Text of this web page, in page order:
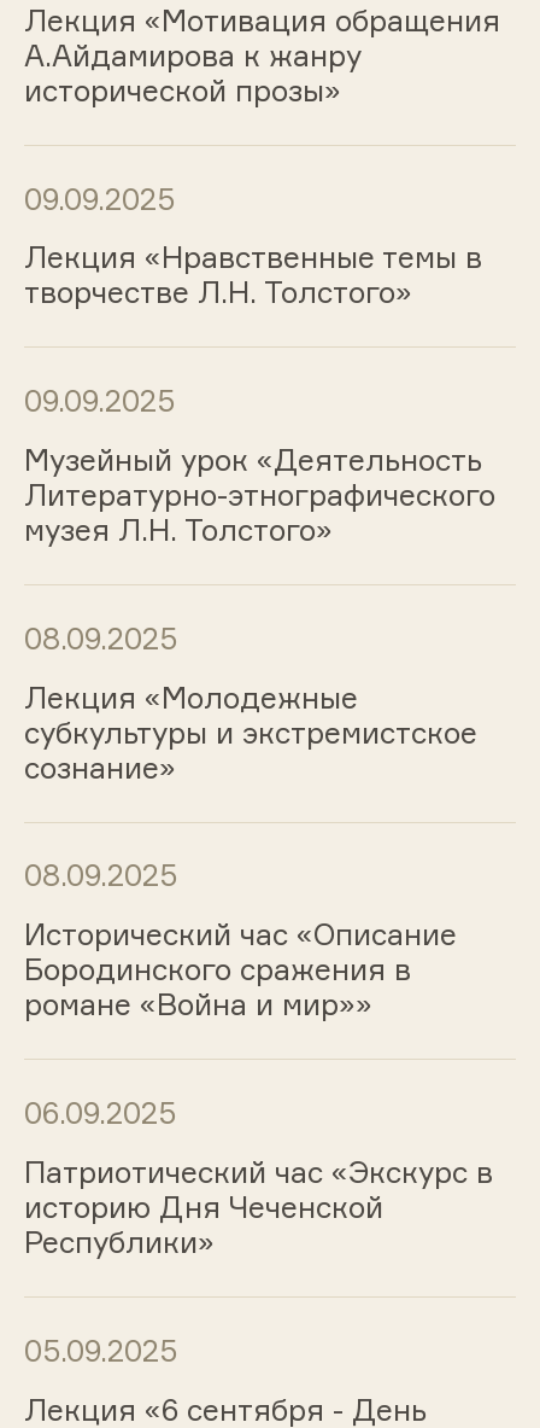
Лекция «Мотивация обращения
А.Айдамирова к жанру
исторической прозы»
09.09.2025
Лекция «Нравственные темы в
творчестве Л.Н. Толстого»
09.09.2025
Музейный урок «Деятельность
Литературно-этнографического
музея Л.Н. Толстого»
08.09.2025
Лекция «Молодежные
субкультуры и экстремистское
сознание»
08.09.2025
Исторический час «Описание
Бородинского сражения в
романе «Война и мир»»
06.09.2025
Патриотический час «Экскурс в
историю Дня Чеченской
Республики»
05.09.2025
Лекция «6 сентября - День